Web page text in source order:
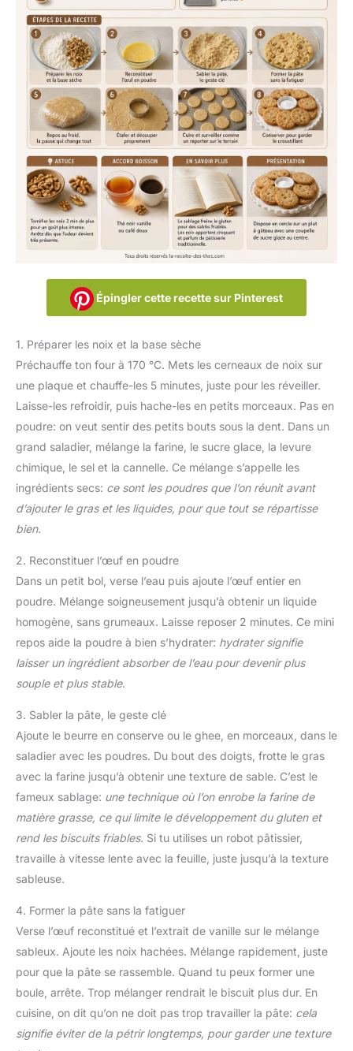
Épingler cette recette sur Pinterest
1. Préparer les noix et la base sèche
Préchauffe ton four à 170 °C. Mets les cerneaux de noix sur
une plaque et chauffe-les 5 minutes, juste pour les réveiller.
Laisse-les refroidir, puis hache-les en petits morceaux. Pas en
poudre: on veut sentir des petits bouts sous la dent. Dans un
grand saladier, mélange la farine, le sucre glace, la levure
chimique, le sel et la cannelle. Ce mélange s’appelle les
ingrédients secs: ce sont les poudres que l’on réunit avant
d’ajouter le gras et les liquides, pour que tout se répartisse
bien.
2. Reconstituer l’œuf en poudre
Dans un petit bol, verse l’eau puis ajoute l’œuf entier en
poudre. Mélange soigneusement jusqu’à obtenir un liquide
homogène, sans grumeaux. Laisse reposer 2 minutes. Ce mini
repos aide la poudre à bien s’hydrater: hydrater signifie
laisser un ingrédient absorber de l’eau pour devenir plus
souple et plus stable.
3. Sabler la pâte, le geste clé
Ajoute le beurre en conserve ou le ghee, en morceaux, dans le
saladier avec les poudres. Du bout des doigts, frotte le gras
avec la farine jusqu’à obtenir une texture de sable. C’est le
fameux sablage: une technique où l’on enrobe la farine de
matière grasse, ce qui limite le développement du gluten et
rend les biscuits friables. Si tu utilises un robot pâtissier,
travaille à vitesse lente avec la feuille, juste jusqu’à la texture
sableuse.
4. Former la pâte sans la fatiguer
Verse l’œuf reconstitué et l’extrait de vanille sur le mélange
sableux. Ajoute les noix hachées. Mélange rapidement, juste
pour que la pâte se rassemble. Quand tu peux former une
boule, arrête. Trop mélanger rendrait le biscuit plus dur. En
cuisine, on dit qu’on ne doit pas trop travailler la pâte: cela
signifie éviter de la pétrir longtemps, pour garder une texture